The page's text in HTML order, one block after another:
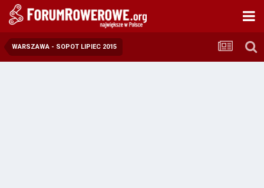
WARSZAWA - SOPOT LIPIEC 2015